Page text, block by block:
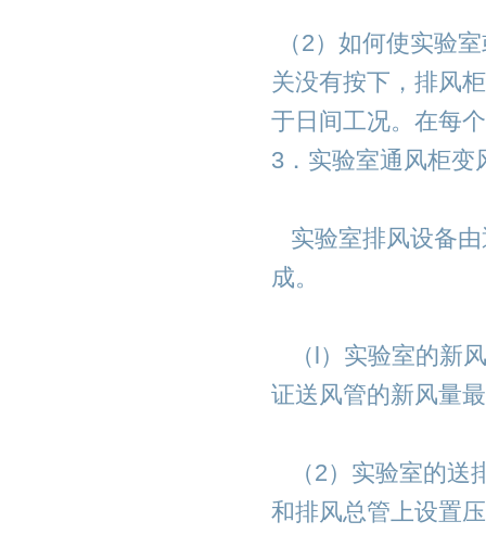
（2）如何使实验
关没有按下，排风
于日间工况。在每
3．实验室通风柜变
实验室排风设备
成。
（l）实验室的新
证送风管的新风量
（2）实验室的送
和排风总管上设置